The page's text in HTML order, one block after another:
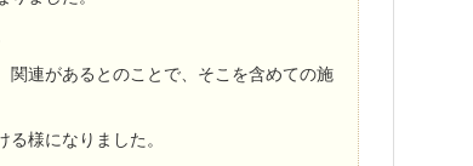
関連があるとのことで、そこを含めての施
様になりました。